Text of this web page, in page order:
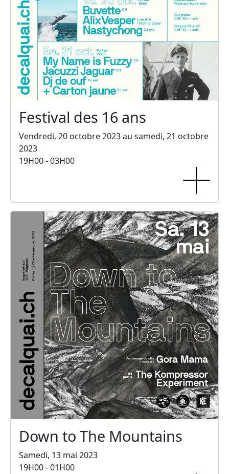
Festival des 16 ans
Vendredi, 20 octobre 2023 au samedi, 21 octobre
2023
19H00 - 03H00
Down to The Mountains
Samedi, 13 mai 2023
19H00 - 01H00